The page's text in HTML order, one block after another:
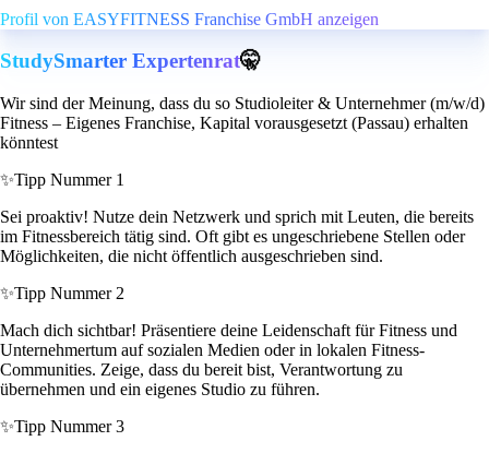
Profil von EASYFITNESS Franchise GmbH anzeigen
StudySmarter Expertenrat🤫
Wir sind der Meinung, dass du so Studioleiter & Unternehmer (m/w/d)
Fitness – Eigenes Franchise, Kapital vorausgesetzt (Passau) erhalten
könntest
✨Tipp Nummer 1
Sei proaktiv! Nutze dein Netzwerk und sprich mit Leuten, die bereits
im Fitnessbereich tätig sind. Oft gibt es ungeschriebene Stellen oder
Möglichkeiten, die nicht öffentlich ausgeschrieben sind.
✨Tipp Nummer 2
Mach dich sichtbar! Präsentiere deine Leidenschaft für Fitness und
Unternehmertum auf sozialen Medien oder in lokalen Fitness-
Communities. Zeige, dass du bereit bist, Verantwortung zu
übernehmen und ein eigenes Studio zu führen.
✨Tipp Nummer 3